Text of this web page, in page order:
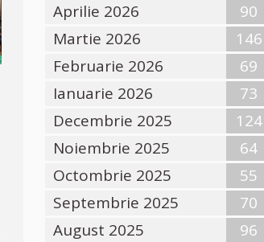
Aprilie 2026
90
Martie 2026
146
Februarie 2026
69
Ianuarie 2026
73
Decembrie 2025
124
Noiembrie 2025
64
Octombrie 2025
55
Septembrie 2025
70
August 2025
96